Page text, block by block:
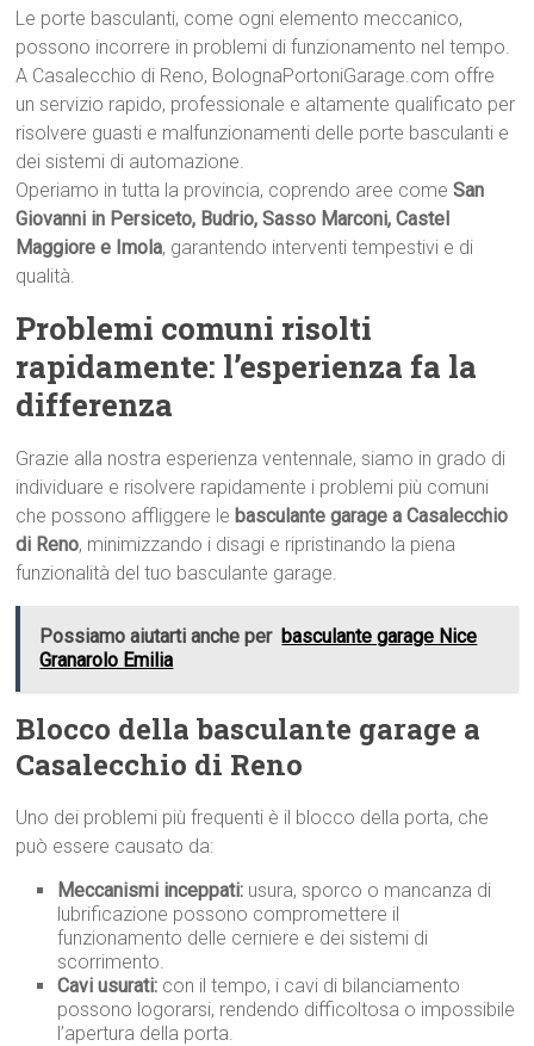
Le porte basculanti, come ogni elemento meccanico,
possono incorrere in problemi di funzionamento nel tempo.
A Casalecchio di Reno, BolognaPortoniGarage.com offre
un servizio rapido, professionale e altamente qualificato per
risolvere guasti e malfunzionamenti delle porte basculanti e
dei sistemi di automazione.
Operiamo in tutta la provincia, coprendo aree comeSan
Giovanni in Persiceto, Budrio, Sasso Marconi, Castel
Maggiore e Imola, garantendo interventi tempestivi e di
qualità.
Problemi comuni risolti
rapidamente: l’esperienza fa la
differenza
Grazie alla nostra esperienza ventennale, siamo in grado di
individuare e risolvere rapidamente i problemi più comuni
che possono affliggere le basculante garage a Casalecchio
di Reno, minimizzando i disagi e ripristinando la piena
funzionalità del tuo basculante garage.
Possiamo aiutarti anche per basculante garage Nice
Granarolo Emilia
Blocco della basculante garage a
Casalecchio di Reno
Uno dei problemi più frequenti è il blocco della porta, che
può essere causato da:
Meccanismi inceppati: usura, sporco o mancanza di
lubrificazione possono compromettere il
funzionamento delle cerniere e dei sistemi di
scorrimento.
Cavi usurati: con il tempo, i cavi di bilanciamento
possono logorarsi, rendendo difficoltosa o impossibile
l’apertura della porta.